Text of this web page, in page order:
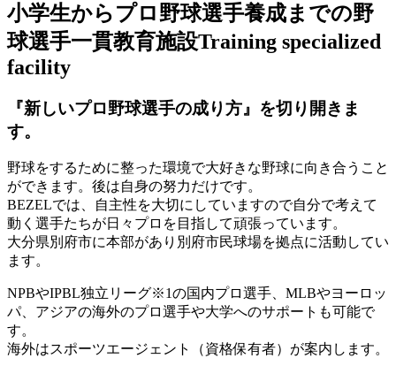
小学生からプロ野球選手養成までの野
球選手一貫教育施設Training specialized
facility
『新しいプロ野球選手の成り方』を切り開きま
す。
野球をするために整った環境で大好きな野球に向き合うこと
ができます。後は自身の努力だけです。
BEZELでは、自主性を大切にしていますので自分で考えて
動く選手たちが日々プロを目指して頑張っています。
大分県別府市に本部があり別府市民球場を拠点に活動してい
ます。
NPBやIPBL独立リーグ※1の国内プロ選手、MLBやヨーロッ
パ、アジアの海外のプロ選手や大学へのサポートも可能で
す。
海外はスポーツエージェント（資格保有者）が案内します。